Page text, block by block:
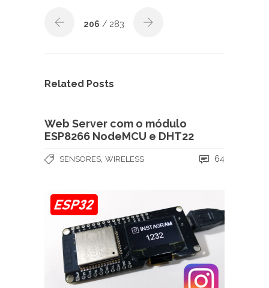
206 / 283
Related Posts
Web Server com o módulo
ESP8266 NodeMCU e DHT22
SENSORES, WIRELESS 64